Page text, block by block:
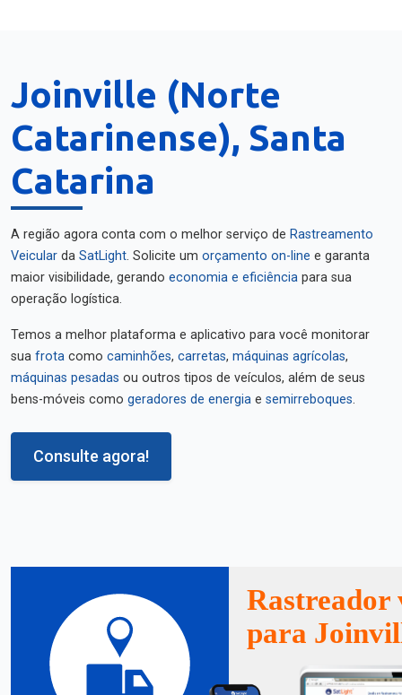
Joinville (Norte
Catarinense), Santa
Catarina
A região agora conta com o melhor serviço de Rastreamento
Veicular da SatLight. Solicite um orçamento on-line e garanta
maior visibilidade, gerando economia e eficiência para sua
operação logística.
Temos a melhor plataforma e aplicativo para você monitorar
sua frota como caminhões, carretas, máquinas agrícolas,
máquinas pesadas ou outros tipos de veículos, além de seus
bens-móveis como geradores de energia e semirreboques.
Consulte agora!
Rastreador
para